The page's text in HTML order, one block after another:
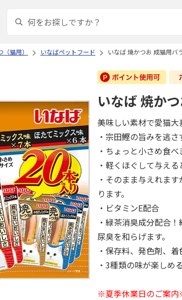
（猫用） いなばペットフード いなば 焼かつお 成猫用バ
いなば 焼か
美味しい素材で愛猫
・宗田鰹の旨みを逃
・ちょっと小さめ食べ
・軽くほぐして与える
・そのまま与えれま
ります。
・ビタミンE配合
・緑茶消臭成分配合
尿臭を和らげます。
・保存料、発色剤、
・3種類の味が楽しめ
※夏季休業日のご案